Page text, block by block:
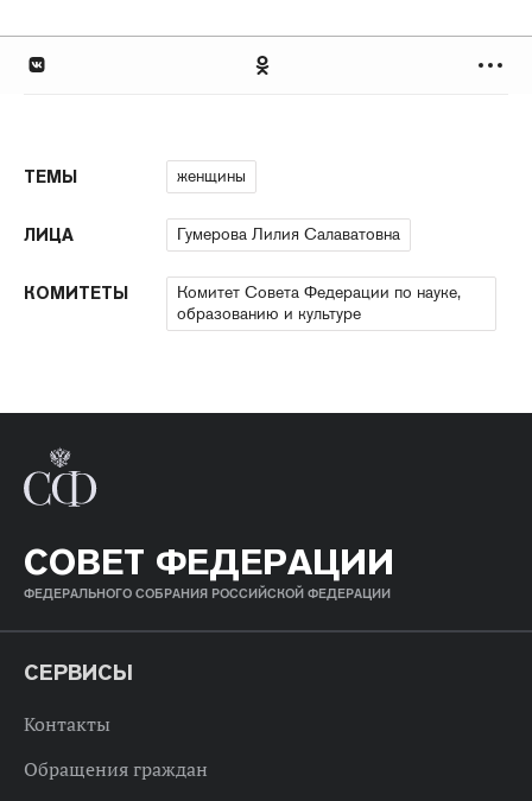
ТЕМЫ женщины
ЛИЦА Гумерова Лилия Салаватовна
КОМИТЕТЫ
Комитет Совета Федерации по науке,
образованию и культуре
СОВЕТ ФЕДЕРАЦИИ
ФЕДЕРАЛЬНОГО СОБРАНИЯ РОССИЙСКОЙ ФЕДЕРАЦИИ
СЕРВИСЫ
Контакты
Обращения граждан